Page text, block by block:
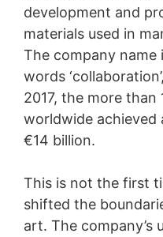
development and
materials used in
The company name
words
2017, the more than
worldwide achieved
€14 billion.
This is not the first
shifted the
art. The company’s